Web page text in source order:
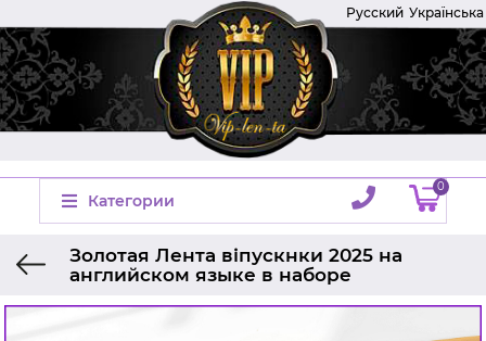
Русский Українська
Категории
0
Золотая Лента віпускнки 2025 на
английском языке в наборе